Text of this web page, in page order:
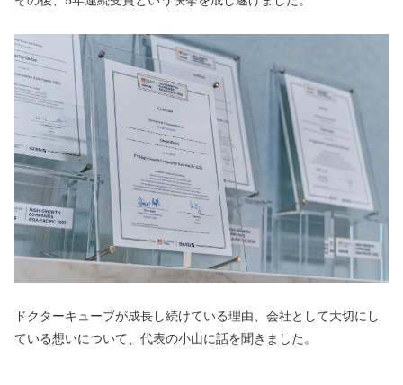
ドクターキューブが成長し続けている理由、会社として大切にし
ている想いについて、代表の小山に話を聞きました。